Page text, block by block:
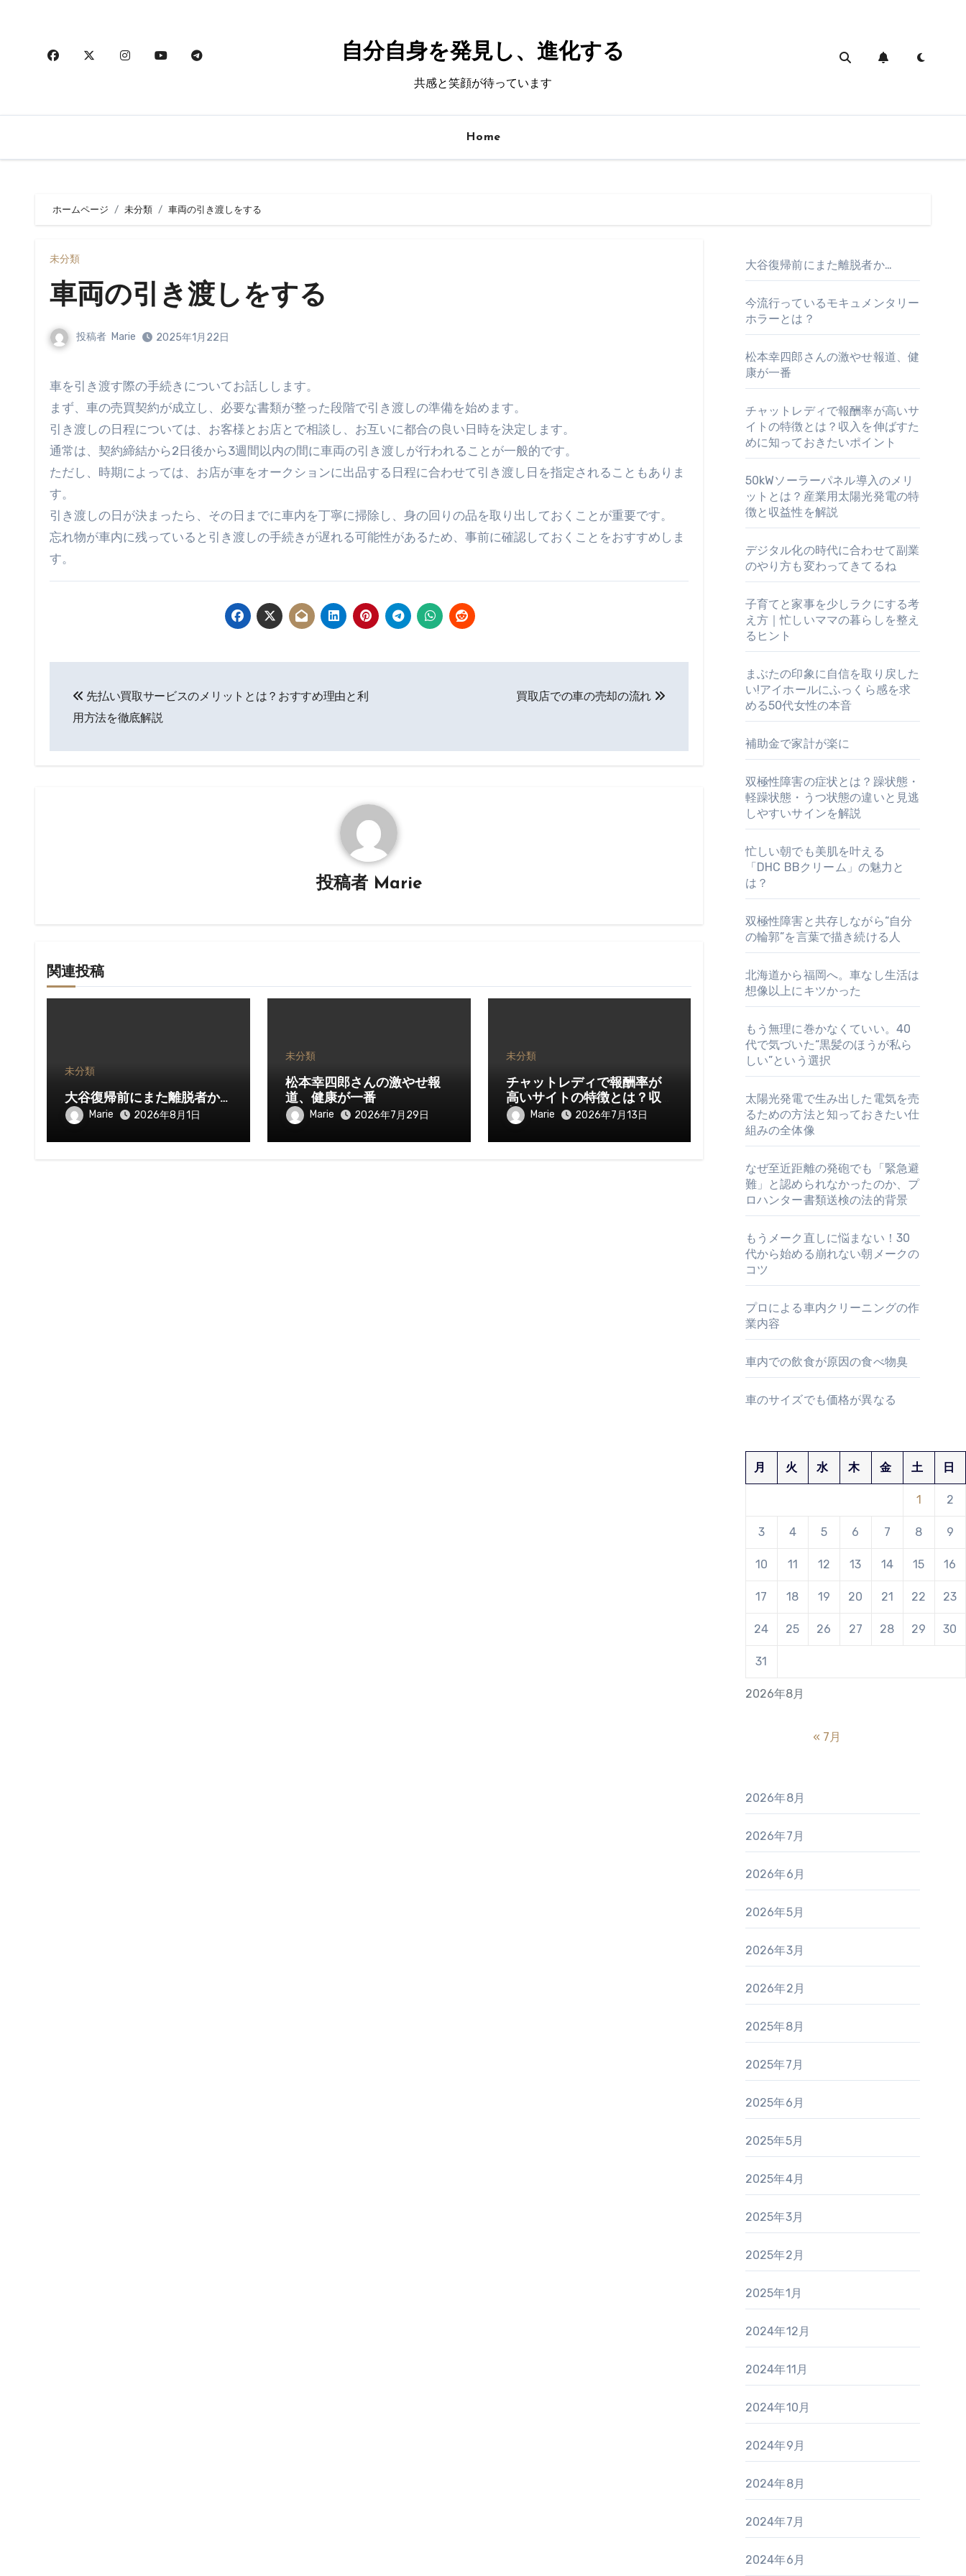
自分自身を発見し、進化する
共感と笑顔が待っています
Home
ホームページ 未分類 車両の引き渡しをする
未分類
車両の引き渡しをする
投稿者 Marie 2025年1月22日
車を引き渡す際の手続きについてお話しします。
まず、車の売買契約が成立し、必要な書類が整った段階で引き渡しの準備を始めます。
引き渡しの日程については、お客様とお店とで相談し、お互いに都合の良い日時を決定します。
通常は、契約締結から2日後から3週間以内の間に車両の引き渡しが行われることが一般的です。
ただし、時期によっては、お店が車をオークションに出品する日程に合わせて引き渡し日を指定されることもありま
す。
引き渡しの日が決まったら、その日までに車内を丁寧に掃除し、身の回りの品を取り出しておくことが重要です。
忘れ物が車内に残っていると引き渡しの手続きが遅れる可能性があるため、事前に確認しておくことをおすすめしま
す。
先払い買取サービスのメリットとは？おすすめ理由と利
用方法を徹底解説
買取店での車の売却の流れ
投稿者 Marie
関連投稿
未分類
大谷復帰前にまた離脱者か…
Marie 2026年8月1日
未分類
松本幸四郎さんの激やせ報
道、健康が一番
Marie 2026年7月29日
未分類
チャットレディで報酬率が
高いサイトの特徴とは？収
入を伸ばすために知ってお
きたいポイント
Marie 2026年7月13日
大谷復帰前にまた離脱者か…
今流行っているモキュメンタリー
ホラーとは？
松本幸四郎さんの激やせ報道、健
康が一番
チャットレディで報酬率が高いサ
イトの特徴とは？収入を伸ばすた
めに知っておきたいポイント
50kWソーラーパネル導入のメリ
ットとは？産業用太陽光発電の特
徴と収益性を解説
デジタル化の時代に合わせて副業
のやり方も変わってきてるね
子育てと家事を少しラクにする考
え方｜忙しいママの暮らしを整え
るヒント
まぶたの印象に自信を取り戻した
い!アイホールにふっくら感を求
める50代女性の本音
補助金で家計が楽に
双極性障害の症状とは？躁状態・
軽躁状態・うつ状態の違いと見逃
しやすいサインを解説
忙しい朝でも美肌を叶える
「DHC BBクリーム」の魅力と
は？
双極性障害と共存しながら“自分
の輪郭”を言葉で描き続ける人
北海道から福岡へ。車なし生活は
想像以上にキツかった
もう無理に巻かなくていい。40
代で気づいた“黒髪のほうが私ら
しい”という選択
太陽光発電で生み出した電気を売
るための方法と知っておきたい仕
組みの全体像
なぜ至近距離の発砲でも「緊急避
難」と認められなかったのか、プ
ロハンター書類送検の法的背景
もうメーク直しに悩まない！30
代から始める崩れない朝メークの
コツ
プロによる車内クリーニングの作
業内容
車内での飲食が原因の食べ物臭
車のサイズでも価格が異なる
2026年8月
月 火 水 木 金 土 日
1 2
3 4 5 6 7 8 9
10 11 12 13 14 15 16
17 18 19 20 21 22 23
24 25 26 27 28 29 30
31
« 7月
2026年8月
2026年7月
2026年6月
2026年5月
2026年3月
2026年2月
2025年8月
2025年7月
2025年6月
2025年5月
2025年4月
2025年3月
2025年2月
2025年1月
2024年12月
2024年11月
2024年10月
2024年9月
2024年8月
2024年7月
2024年6月